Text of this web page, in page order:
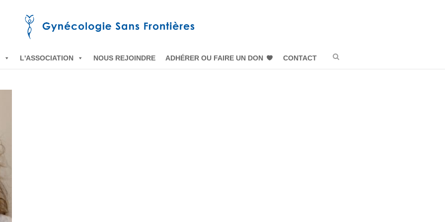
L'ASSOCIATION NOUS REJOINDRE ADHÉRER OU FAIRE UN DON CONTACT